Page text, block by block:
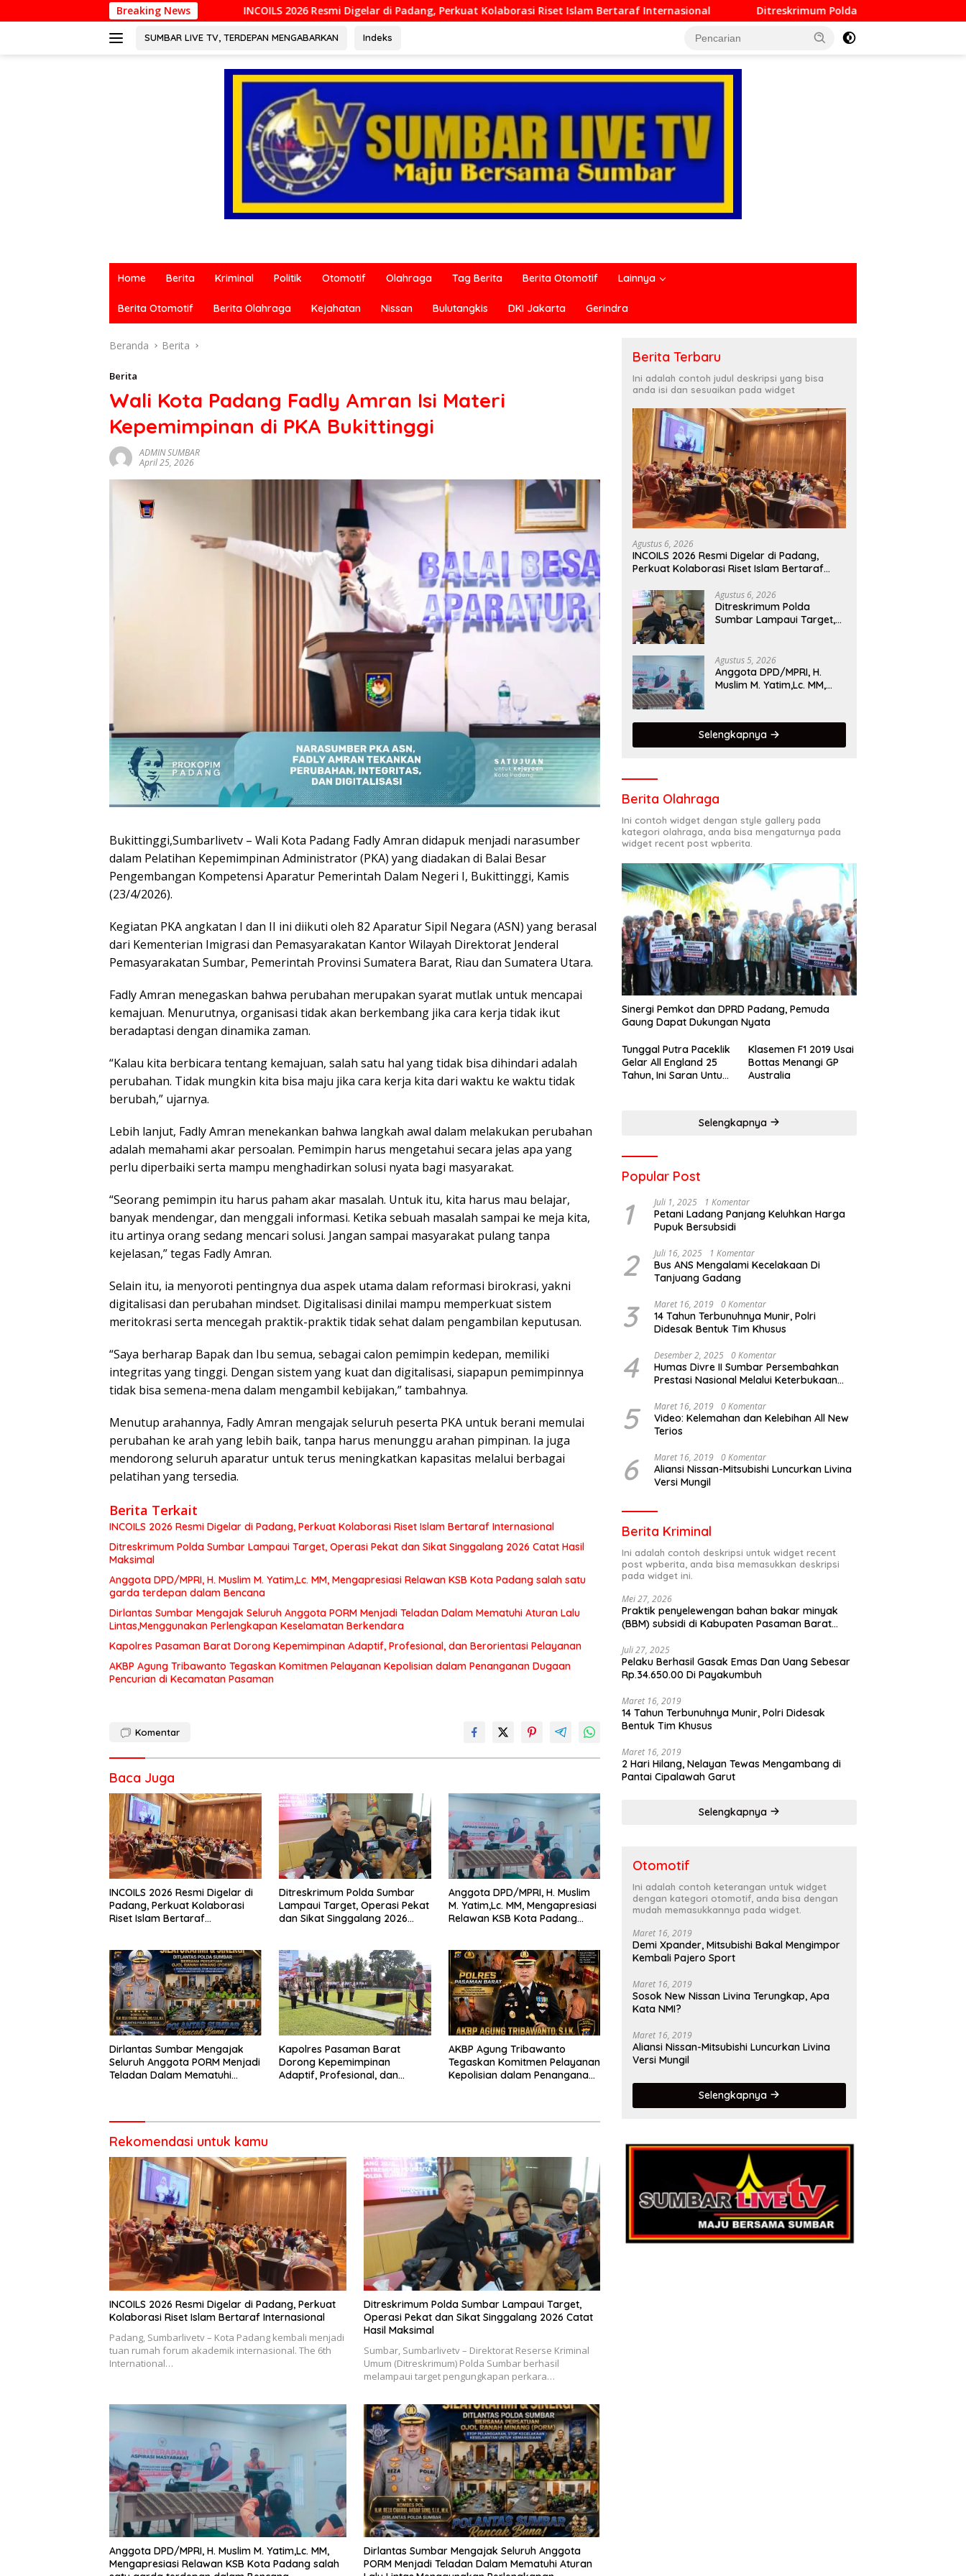
ke
Breaking News
INCOILS 2026 Resmi Digelar di Padang, Perkuat Kolaborasi Riset Islam Bertaraf Internasional Ditreskrimum Polda Sumbar Lampaui Target, Operasi Pekat dan
SUMBAR LIVE TV, TERDEPAN MENGABARKAN Indeks
terkini
berbagai
indonesia
dari
politik,
mapun
budaya
serta
berita
lainnya
Home Berita Kriminal Politik Otomotif Olahraga Tag Berita Berita Otomotif Lainnya
Berita Otomotif Berita Olahraga Kejahatan Nissan Bulutangkis DKI Jakarta Gerindra
Beranda Berita
Berita
Wali Kota Padang Fadly Amran Isi Materi
Kepemimpinan di PKA Bukittinggi
ADMIN SUMBAR
April 25, 2026
Bukittinggi,Sumbarlivetv – Wali Kota Padang Fadly Amran didapuk menjadi narasumber
dalam Pelatihan Kepemimpinan Administrator (PKA) yang diadakan di Balai Besar
Pengembangan Kompetensi Aparatur Pemerintah Dalam Negeri I, Bukittinggi, Kamis
(23/4/2026).
Kegiatan PKA angkatan I dan II ini diikuti oleh 82 Aparatur Sipil Negara (ASN) yang berasal
dari Kementerian Imigrasi dan Pemasyarakatan Kantor Wilayah Direktorat Jenderal
Pemasyarakatan Sumbar, Pemerintah Provinsi Sumatera Barat, Riau dan Sumatera Utara.
Fadly Amran menegaskan bahwa perubahan merupakan syarat mutlak untuk mencapai
kemajuan. Menurutnya, organisasi tidak akan berkembang jika cara kerja tidak ikut
beradaptasi dengan dinamika zaman.
“Kalau kita berbicara tentang kemajuan, salah satu hal yang tidak bisa dihindari adalah
perubahan. Tidak mungkin kita bisa maju jika cara kerja kita dari waktu ke waktu tidak
berubah,” ujarnya.
Lebih lanjut, Fadly Amran menekankan bahwa langkah awal dalam melakukan perubahan
adalah memahami akar persoalan. Pemimpin harus mengetahui secara jelas apa yang
perlu diperbaiki serta mampu menghadirkan solusi nyata bagi masyarakat.
“Seorang pemimpin itu harus paham akar masalah. Untuk itu, kita harus mau belajar,
banyak mendengar, dan menggali informasi. Ketika sebuah masalah sampai ke meja kita,
itu artinya orang sedang mencari solusi. Jangan sampai masyarakat pulang tanpa
kejelasan,” tegas Fadly Amran.
Selain itu, ia menyoroti pentingnya dua aspek utama dalam reformasi birokrasi, yakni
digitalisasi dan perubahan mindset. Digitalisasi dinilai mampu memperkuat sistem
meritokrasi serta mencegah praktik-praktik tidak sehat dalam pengambilan keputusan.
“Saya berharap Bapak dan Ibu semua, sebagai calon pemimpin kedepan, memiliki
integritas yang tinggi. Dengan sistem yang kuat dan digitalisasi, siapapun pemimpinnya
tidak bisa semena-mena dalam mengambil kebijakan,” tambahnya.
Menutup arahannya, Fadly Amran mengajak seluruh peserta PKA untuk berani memulai
perubahan ke arah yang lebih baik, tanpa harus menunggu arahan pimpinan. Ia juga
mendorong seluruh aparatur untuk terus meningkatkan kapasitas melalui berbagai
pelatihan yang tersedia.
Berita Terkait
INCOILS 2026 Resmi Digelar di Padang, Perkuat Kolaborasi Riset Islam Bertaraf Internasional
Ditreskrimum Polda Sumbar Lampaui Target, Operasi Pekat dan Sikat Singgalang 2026 Catat Hasil
Maksimal
Anggota DPD/MPRI, H. Muslim M. Yatim,Lc. MM, Mengapresiasi Relawan KSB Kota Padang salah satu
garda terdepan dalam Bencana
Dirlantas Sumbar Mengajak Seluruh Anggota PORM Menjadi Teladan Dalam Mematuhi Aturan Lalu
Lintas,Menggunakan Perlengkapan Keselamatan Berkendara
Kapolres Pasaman Barat Dorong Kepemimpinan Adaptif, Profesional, dan Berorientasi Pelayanan
AKBP Agung Tribawanto Tegaskan Komitmen Pelayanan Kepolisian dalam Penanganan Dugaan
Pencurian di Kecamatan Pasaman
Komentar
Baca Juga
INCOILS 2026 Resmi Digelar di
Padang, Perkuat Kolaborasi
Riset Islam Bertaraf
Ditreskrimum Polda Sumbar
Lampaui Target, Operasi Pekat
dan Sikat Singgalang 2026
Anggota DPD/MPRI, H. Muslim
M. Yatim,Lc. MM, Mengapresiasi
Relawan KSB Kota Padang
Dirlantas Sumbar Mengajak
Seluruh Anggota PORM Menjadi
Teladan Dalam Mematuhi
Kapolres Pasaman Barat
Dorong Kepemimpinan
Adaptif, Profesional, dan
AKBP Agung Tribawanto
Tegaskan Komitmen Pelayanan
Kepolisian dalam Penanganan
Rekomendasi untuk kamu
INCOILS 2026 Resmi Digelar di Padang, Perkuat
Kolaborasi Riset Islam Bertaraf Internasional
Padang, Sumbarlivetv – Kota Padang kembali menjadi
tuan rumah forum akademik internasional. The 6th
International…
Ditreskrimum Polda Sumbar Lampaui Target,
Operasi Pekat dan Sikat Singgalang 2026 Catat
Hasil Maksimal
Sumbar, Sumbarlivetv – Direktorat Reserse Kriminal
Umum (Ditreskrimum) Polda Sumbar berhasil
melampaui target pengungkapan perkara…
Anggota DPD/MPRI, H. Muslim M. Yatim,Lc. MM,
Mengapresiasi Relawan KSB Kota Padang salah
Dirlantas Sumbar Mengajak Seluruh Anggota
PORM Menjadi Teladan Dalam Mematuhi Aturan
Berita Terbaru
Ini adalah contoh judul deskripsi yang bisa
anda isi dan sesuaikan pada widget
Agustus 6, 2026
INCOILS 2026 Resmi Digelar di Padang,
Perkuat Kolaborasi Riset Islam Bertaraf
Agustus 6, 2026
Ditreskrimum Polda
Sumbar Lampaui Target,
Hasil Maksimal
Agustus 5, 2026
Anggota DPD/MPRI, H.
Muslim M. Yatim,Lc. MM,
satu garda terdepan
dalam Bencana
Selengkapnya
Berita Olahraga
Ini contoh widget dengan style gallery pada
kategori olahraga, anda bisa mengaturnya pada
widget recent post wpberita.
Sinergi Pemkot dan DPRD Padang, Pemuda
Gaung Dapat Dukungan Nyata
Tunggal Putra Paceklik
Gelar All England 25
Tahun, Ini Saran Untuk
Klasemen F1 2019 Usai
Bottas Menangi GP
Australia
Selengkapnya
Popular Post
1 Juli 1, 2025 1 Komentar
Petani Ladang Panjang Keluhkan Harga
Pupuk Bersubsidi
2 Juli 16, 2025 1 Komentar
Bus ANS Mengalami Kecelakaan Di
Tanjuang Gadang
3 Maret 16, 2019 0 Komentar
14 Tahun Terbunuhnya Munir, Polri
Didesak Bentuk Tim Khusus
4 Desember 2, 2025 0 Komentar
Humas Divre II Sumbar Persembahkan
Prestasi Nasional Melalui Keterbukaan
5 Maret 16, 2019 0 Komentar
Video: Kelemahan dan Kelebihan All New
Terios
6 Maret 16, 2019 0 Komentar
Aliansi Nissan-Mitsubishi Luncurkan Livina
Versi Mungil
Berita Kriminal
Ini adalah contoh deskripsi untuk widget recent
post wpberita, anda bisa memasukkan deskripsi
pada widget ini.
Mei 27, 2026
Praktik penyelewengan bahan bakar minyak
(BBM) subsidi di Kabupaten Pasaman Barat
Juli 27, 2025
Pelaku Berhasil Gasak Emas Dan Uang Sebesar
Rp.34.650.00 Di Payakumbuh
Maret 16, 2019
14 Tahun Terbunuhnya Munir, Polri Didesak
Bentuk Tim Khusus
Maret 16, 2019
2 Hari Hilang, Nelayan Tewas Mengambang di
Pantai Cipalawah Garut
Selengkapnya
Otomotif
Ini adalah contoh keterangan untuk widget
dengan kategori otomotif, anda bisa dengan
mudah memasukkannya pada widget.
Maret 16, 2019
Demi Xpander, Mitsubishi Bakal Mengimpor
Kembali Pajero Sport
Maret 16, 2019
Sosok New Nissan Livina Terungkap, Apa
Kata NMI?
Maret 16, 2019
Aliansi Nissan-Mitsubishi Luncurkan Livina
Versi Mungil
Selengkapnya